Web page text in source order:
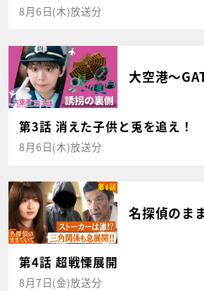
8月6日(木)放送分
大空港～
第3話 消えた子供と兎を追え！
8月6日(木)放送分
名探偵のま
第4話 超戦慄展開
8月7日(金)放送分